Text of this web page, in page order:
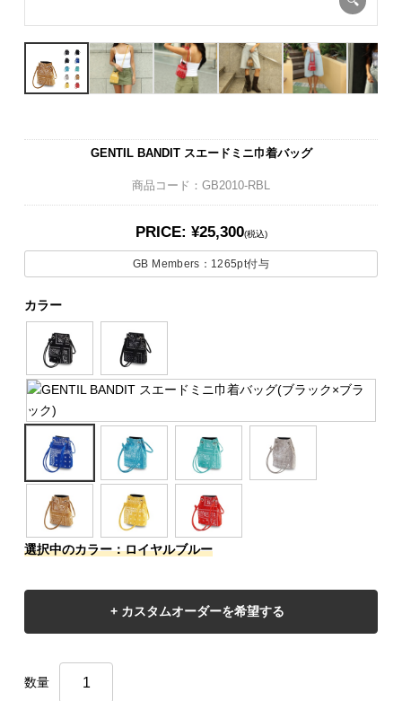
GENTIL BANDIT スエードミニ巾着バッグ
商品コード：GB2010-RBL
PRICE: ¥25,300(税込)
GB Members： 1265pt付与
カラー
選択中のカラー：ロイヤルブルー
数量